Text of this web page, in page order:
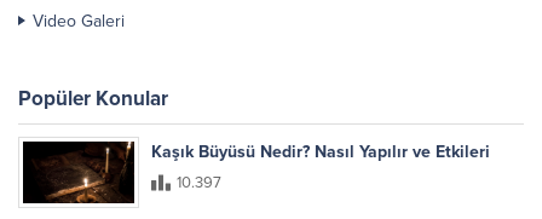
Video Galeri
Popüler Konular
Kaşık Büyüsü Nedir? Nasıl Yapılır ve Etkileri
10.397